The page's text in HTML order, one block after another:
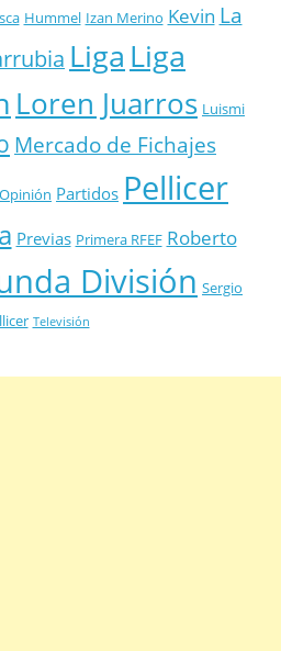
Hummel Izan Merino Kevin La
Liga Liga
Loren Juarros Luismi
Mercado de Fichajes
Opinión Partidos Pellicer
Previas Primera RFEF Roberto
División Sergio
Televisión